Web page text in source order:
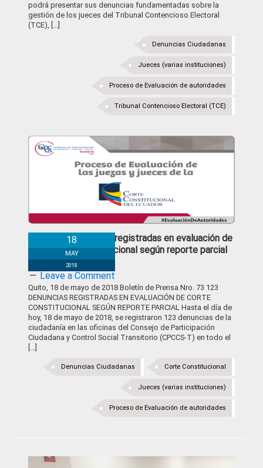
podrá presentar sus denuncias fundamentadas sobre la
gestión de los jueces del Tribunal Contencioso Electoral
(TCE), [...]
Denuncias Ciudadanas
Jueces (varias instituciones)
Proceso de Evaluación de autoridades
Tribunal Contencioso Electoral (TCE)
123 Denuncias registradas en evaluación de
Corte Constitucional según reporte parcial
18
MAY
2018
Leave a Comment
Quito, 18 de mayo de 2018 Boletín de Prensa Nro. 73 123
DENUNCIAS REGISTRADAS EN EVALUACIÓN DE CORTE
CONSTITUCIONAL SEGÚN REPORTE PARCIAL Hasta el día de
hoy, 18 de mayo de 2018, se registraron 123 denuncias de la
ciudadanía en las oficinas del Consejo de Participación
Ciudadana y Control Social Transitorio (CPCCS-T) en todo el
[...]
Corte Constitucional
Denuncias Ciudadanas
Jueces (varias instituciones)
Proceso de Evaluación de autoridades